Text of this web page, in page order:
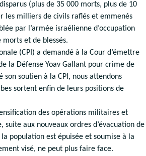
(plus de 35 000 morts, plus de 10
les milliers de civils raflés et emmenés
par l’armée israélienne d’occupation
et de blessés.
(CPI) a demandé à la Cour d’émettre
la Défense Yoav Gallant pour crime de
soutien à la CPI, nous attendons
sortent enfin de leurs positions de
des opérations militaires et
suite aux nouveaux ordres d’évacuation de
population est épuisée et soumise à la
visé, ne peut plus faire face.